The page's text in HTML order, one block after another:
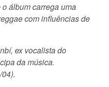
álbum carrega uma
com influências de
ex vocalista do
da música.